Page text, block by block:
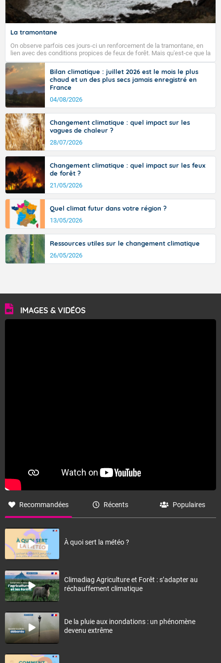
La tramontane
On observe parfois ces jours-ci un renforcement de la tramontane, en
lien avec des conditions propices de feux de forêt. Mais qu'est-ce que la
tramontane ? Quelles sont ses caractéristiques ? La tramontane est un
vent turbulent soufflant de secteur nord-ouest à nord, ou ouest à nord-
ouest, dans un secteur qui part du Roussillon à la vallée de l’Aude et à
l’ouest de l’Hérault. L’étymologie de ce vent vient du latin trasmontanus,
signifiant au-delà des monts, en allusion aux régions montagneuses
d’où provient ce vent.
Bilan climatique : juillet 2026 est le mois le plus
chaud et un des plus secs jamais enregistré en
France
04/08/2026
Changement climatique : quel impact sur les
vagues de chaleur ?
28/07/2026
Changement climatique : quel impact sur les feux
de forêt ?
21/05/2026
Quel climat futur dans votre région ?
13/05/2026
Ressources utiles sur le changement climatique
26/05/2026
IMAGES & VIDÉOS
Recommandées Récents Populaires
À quoi sert la météo ?
Climadiag Agriculture et Forêt : s’adapter au
réchauffement climatique
De la pluie aux inondations : un phénomène
devenu extrême